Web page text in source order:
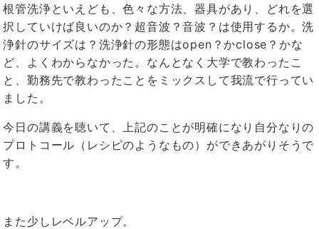
根管洗浄といえども、色々な方法、器具があり、どれを選
択していけば良いのか？超音波？音波？は使用するか。洗
浄針のサイズは？洗浄針の形態はopen ？かclose ？かな
ど、よくわからなかった。なんとなく大学で教わったこ
と、勤務先で教わったことをミックスして我流で行ってい
ました。
今日の講義を聴いて、上記のことが明確になり自分なりの
プロトコール（レシピのようなもの）ができあがりそうで
す。
また少しレベルアップ。